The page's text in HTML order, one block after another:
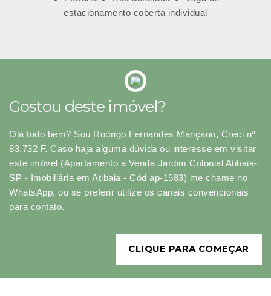
estacionamento coberta individual
Gostou deste imóvel?
Olá tudo bem? Sou Rodrigo Fernandes Mançano, Creci nº
83.732 F. Caso haja alguma dúvida ou interesse em visitar
este imóvel (Apartamento a Venda Jardim Colonial Atibaia-
SP - Imobiliária em Atibaia - Cód ap-1583) me chame no
WhatsApp, ou se preferir utilize os canais convencionais
para contato.
CLIQUE PARA COMEÇAR